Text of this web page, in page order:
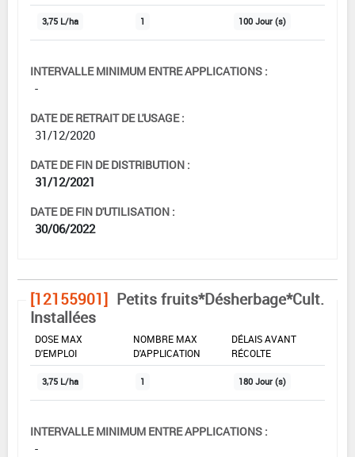
3,75 L/ha 1 100 Jour (s)
INTERVALLE MINIMUM ENTRE APPLICATIONS :
-
DATE DE RETRAIT DE L'USAGE :
31/12/2020
DATE DE FIN DE DISTRIBUTION :
31/12/2021
DATE DE FIN D'UTILISATION :
30/06/2022
[12155901] Petits fruits*Désherbage*Cult.
Installées
DOSE MAX
D'EMPLOI
NOMBRE MAX
D'APPLICATION
DÉLAIS AVANT
RÉCOLTE
3,75 L/ha 1 180 Jour (s)
INTERVALLE MINIMUM ENTRE APPLICATIONS :
-